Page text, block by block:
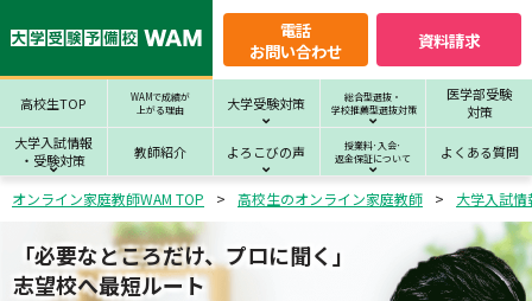
電話
お問い合わせ
資料請求
高校生TOP
WAMで成績が
上がる理由
大学受験対策
総合型選抜・
学校推薦型選抜対策
医学部受験
対策
大学入試情報
・受験対策
教師紹介 よろこびの声
授業料･入会･
返金保証について
よくある質問
オンライン家庭教師WAM TOP 高校生のオンライン家庭教師 大学入試
「必要なところだけ、プロに聞く」
志望校へ最短ルート